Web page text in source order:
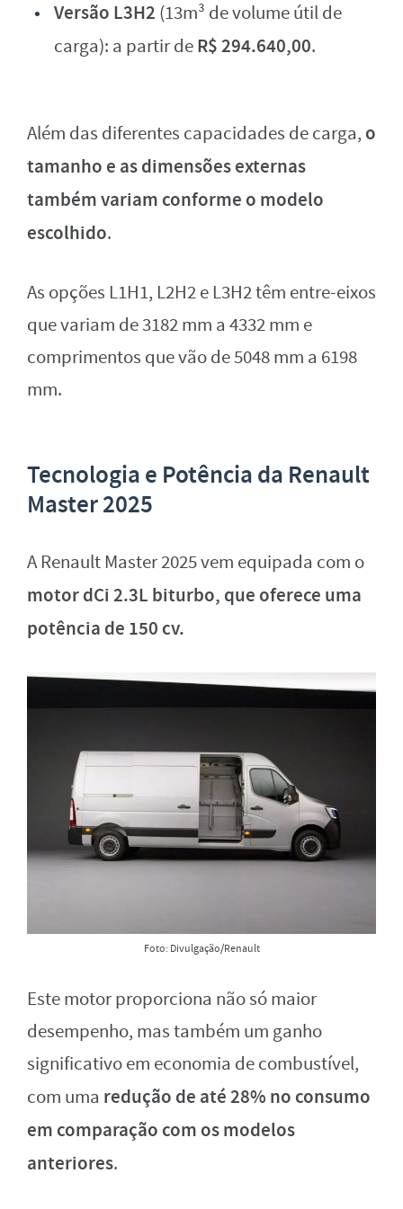
Versão L3H2 (13m³ de volume útil de
carga): a partir deR$ 294.640,00.
Além das diferentes capacidades de carga, o
tamanho e as dimensões externas
também variam conforme o modelo
escolhido.
As opções L1H1, L2H2 e L3H2 têm entre-eixos
que variam de 3182 mm a 4332 mm e
comprimentos que vão de 5048 mm a 6198
mm.
Tecnologia e Potência da Renault
Master 2025
A Renault Master 2025 vem equipada com o
motor dCi 2.3L biturbo, que oferece uma
potência de 150 cv.
Foto: Divulgação/Renault
Este motor proporciona não só maior
desempenho, mas também um ganho
significativo em economia de combustível,
com uma redução de até 28% no consumo
em comparação com os modelos
anteriores.